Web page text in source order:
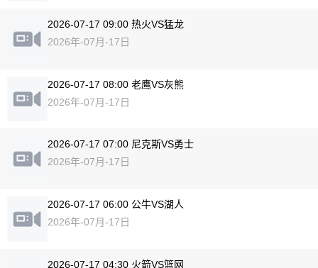
2026-07-17 09:00 热火VS猛龙
2026年-07月-17日
2026-07-17 08:00 老鹰VS灰熊
2026年-07月-17日
2026-07-17 07:00 尼克斯VS勇士
2026年-07月-17日
2026-07-17 06:00 公牛VS湖人
2026年-07月-17日
2026-07-17 04:30 火箭VS篮网